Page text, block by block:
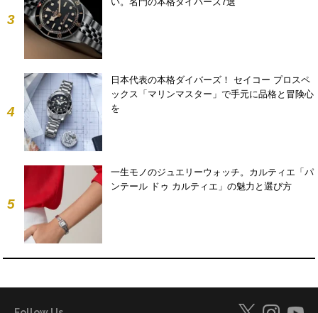
3
4
日本代表の本格ダイバーズ！ セイコー プロスペ
ックス「マリンマスター」で手元に品格と冒険心
を
5
一生モノのジュエリーウォッチ。カルティエ「パ
ンテール ドゥ カルティエ」の魅力と選び方